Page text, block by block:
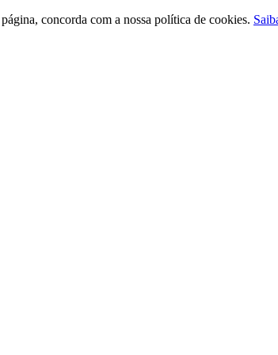
concorda com a nossa política de cookies.